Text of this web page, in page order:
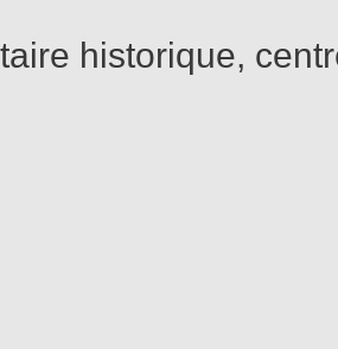
historique,